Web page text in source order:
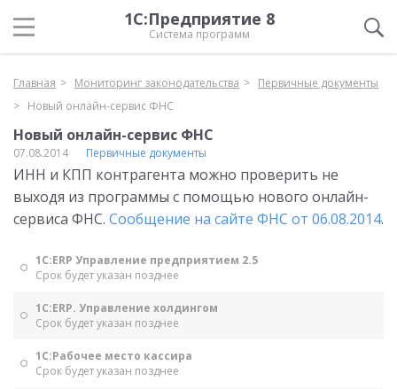
1С:Предприятие 8
Система программ
Главная Мониторинг законодательства
Первичные документы
Новый онлайн-сервис ФНС
Новый онлайн-сервис ФНС
07.08.2014 Первичные документы
ИНН и КПП контрагента можно проверить не
выходя из программы с помощью нового онлайн-
сервиса ФНС. Сообщение на сайте ФНС от 06.08.2014.
1С:ERP Управление предприятием 2.5
Срок будет указан позднее
1С:ERP. Управление холдингом
Срок будет указан позднее
1С:Рабочее место кассира
Срок будет указан позднее